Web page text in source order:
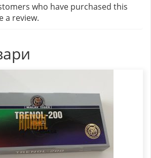
who have purchased this
a review.